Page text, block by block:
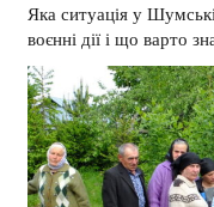
Яка ситуація у
воєнні дії і що варто